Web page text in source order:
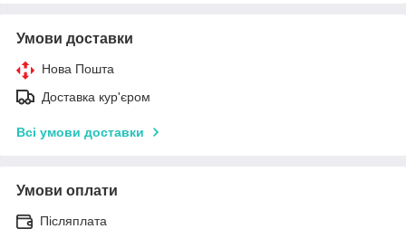
Умови доставки
Нова Пошта
Доставка кур'єром
Всі умови доставки
Умови оплати
Післяплата